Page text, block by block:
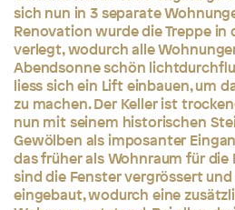
sich nun in 3 separate
Renovation wurde die Treppe in
verlegt, wodurch alle
Abendsonne schön
liess sich ein Lift einbauen, um
zu machen. Der Keller ist
nun mit seinem historischen
Gewölben als imposanter
das früher als Wohnraum für
sind die Fenster vergrössert
eingebaut, wodurch eine